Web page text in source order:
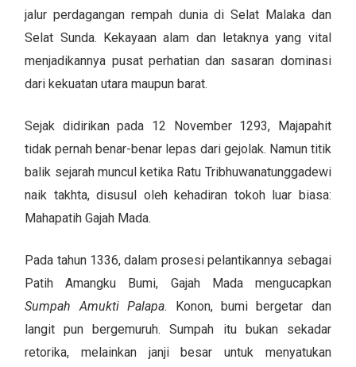
jalur perdagangan rempah dunia di Selat Malaka dan
Selat Sunda. Kekayaan alam dan letaknya yang vital
menjadikannya pusat perhatian dan sasaran dominasi
dari kekuatan utara maupun barat.
Sejak didirikan pada 12 November 1293, Majapahit
tidak pernah benar-benar lepas dari gejolak. Namun titik
balik sejarah muncul ketika Ratu Tribhuwanatunggadewi
naik takhta, disusul oleh kehadiran tokoh luar biasa:
Mahapatih Gajah Mada.
Pada tahun 1336, dalam prosesi pelantikannya sebagai
Patih Amangku Bumi, Gajah Mada mengucapkan
Sumpah Amukti Palapa. Konon, bumi bergetar dan
langit pun bergemuruh. Sumpah itu bukan sekadar
retorika, melainkan janji besar untuk menyatukan